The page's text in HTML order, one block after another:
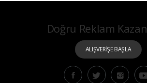
Doğru Reklam
ALIŞVERİŞE BAŞLA